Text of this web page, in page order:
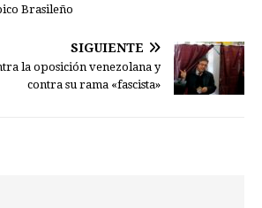
Brasileño
SIGUIENTE
la oposición venezolana y
contra su rama «fascista»